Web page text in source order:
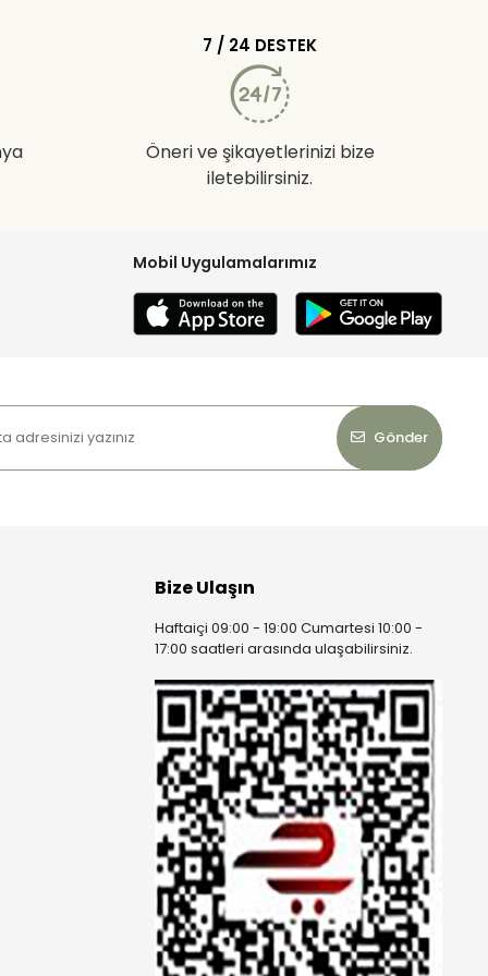
7 / 24 DESTEK
Öneri ve şikayetlerinizi bize
iletebilirsiniz.
Mobil Uygulamalarımız
Gönder
Bize Ulaşın
Haftaiçi 09:00 - 19:00 Cumartesi 10:00 -
17:00 saatleri arasında ulaşabilirsiniz.